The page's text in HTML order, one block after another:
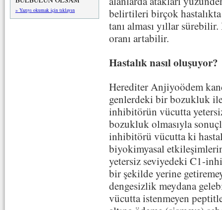
» Yazıyı okumak için tıklayın
belirtileri birçok
tanı alması yıllar
oranı artabilir.
Hastalık nasıl oluşuyor?
Herediter Anjiyoödem
genlerdeki bir bozukluk
inhibitörün vücutta
bozukluk olmasıyla
inhibitörü vücutta ki
biyokimyasal
yetersiz seviyedeki C1-
bir şekilde yerine
dengesizlik meydana
vücutta istenmeyen